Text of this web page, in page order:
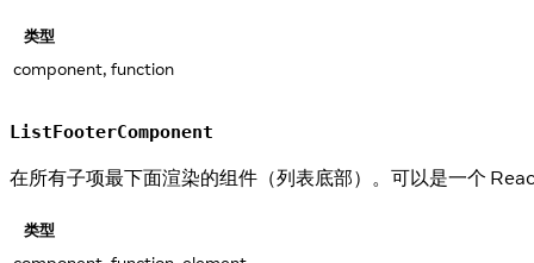
类型
component, function
ListFooterComponent
在所有子项最下面渲染的组件（列表底部）。可以是一个
类型